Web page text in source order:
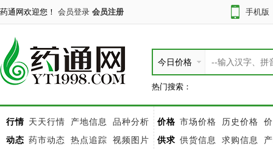
药通网欢迎您！ 会员登录 会员注册 手机版
今日价格
热门搜索：
行情 天天行情 产地信息
品种分析
动态 药市动态 热点追踪 视频图片
价格 市场价格 历史价格
供求 供货信息 求购信息